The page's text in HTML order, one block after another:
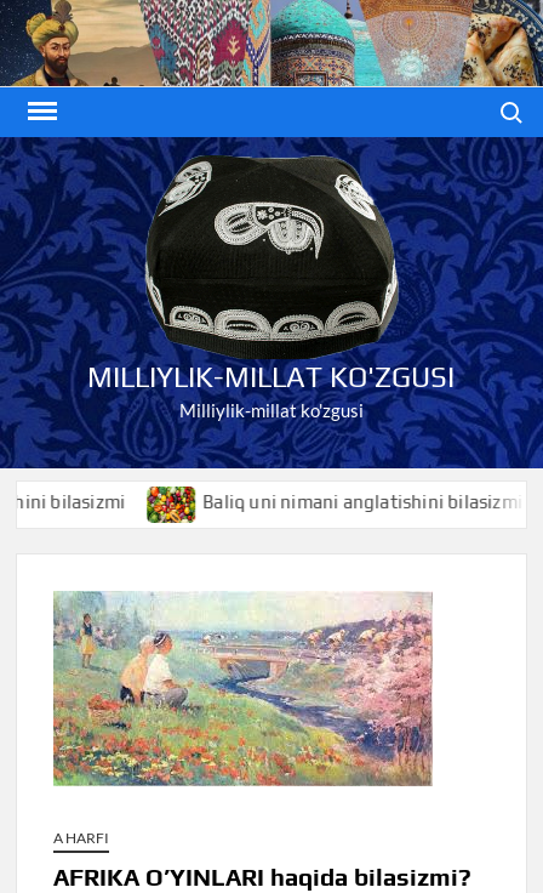
Skip
to
content
MILLIYLIK-MILLAT KO'ZGUSI
Milliylik-millat ko'zgusi
bilasizmi Baliq uni nimani anglatishini bilasizmi
A HARFI
AFRIKA O’YINLARI haqida bilasizmi?